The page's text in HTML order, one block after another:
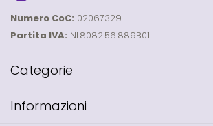
Numero CoC: 02067329
Partita IVA: NL8082.56.889B01
Categorie
Informazioni